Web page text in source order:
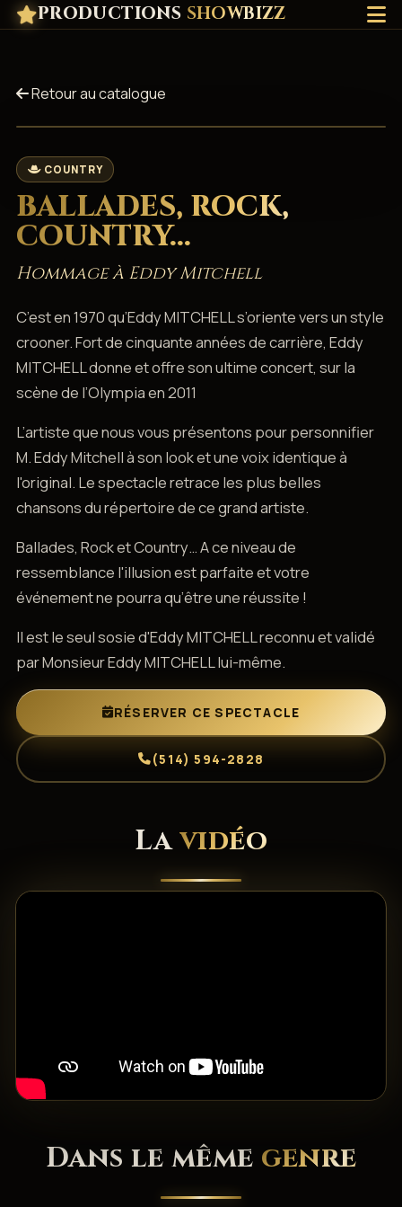
PRODUCTIONS SHOWBIZZ
Retour au catalogue
COUNTRY
BALLADES, ROCK,
COUNTRY...
Hommage à Eddy Mitchell
C’est en 1970 qu’Eddy MITCHELL s’oriente vers un style
crooner. Fort de cinquante années de carrière, Eddy
MITCHELL donne et offre son ultime concert, sur la
scène de l’Olympia en 2011
L’artiste que nous vous présentons pour personnifier
M. Eddy Mitchell à son look et une voix identique à
l'original. Le spectacle retrace les plus belles
chansons du répertoire de ce grand artiste.
Ballades, Rock et Country… A ce niveau de
ressemblance l'illusion est parfaite et votre
événement ne pourra qu’être une réussite !
Il est le seul sosie d'Eddy MITCHELL reconnu et validé
par Monsieur Eddy MITCHELL lui-même.
RÉSERVER CE SPECTACLE
(514) 594-2828
Lavidéo
Dans le même genre